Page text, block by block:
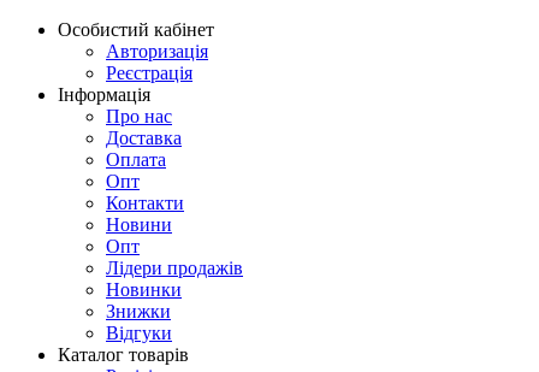
Особистий кабінет
Авторизація
Реєстрація
Інформація
Про нас
Доставка
Оплата
Опт
Контакти
Новини
Опт
Лідери продажів
Новинки
Знижки
Відгуки
Каталог товарів